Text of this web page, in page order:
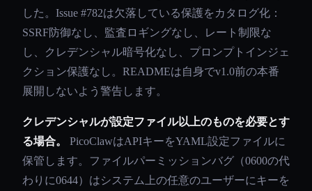
した。Issue #782は欠落している保護をカタログ化：
SSRF防御なし、監査ロギングなし、レート制限な
し、クレデンシャル暗号化なし、プロンプトインジェ
クション保護なし。READMEは自身でv1.0前の本番
展開しないよう警告します。
クレデンシャルが設定ファイル以上のものを必要とす
る場合。
PicoClawはAPIキーをYAML設定ファイルに
保管します。ファイルパーミッションバグ（0600の代
わりに0644）はシステム上の任意のユーザーにキーを